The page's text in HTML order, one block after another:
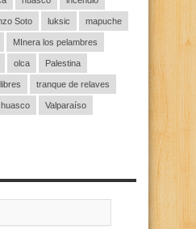
Soto luksic mapuche
MInera los pelambres
olca Palestina
tranque de relaves
Valparaíso